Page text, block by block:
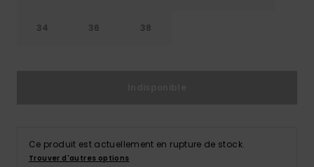
34 36 38
Ce produit est actuellement en rupture de stock.
Trouver d'autres options